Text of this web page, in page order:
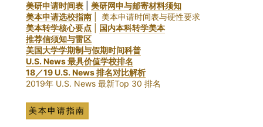
美研申请时间表
美研网申与邮寄材料须知
美本申请选校指南 | 美本申请时间表与硬性要求
美本转学核心要点
国内本科转学美本
推荐信须知与雷区
美国大学学期制与假期时间科普
U.S. News 最具价值学校排名
18／19 U.S. News 排名对比解析
2019年 U.S. News 最新Top 30 排名
美本申请指南